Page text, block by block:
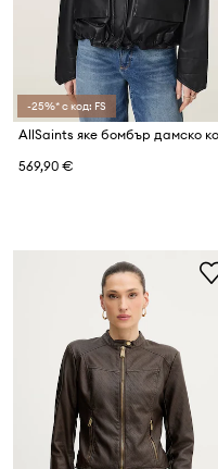
-25%* с код: FS
569,90 €